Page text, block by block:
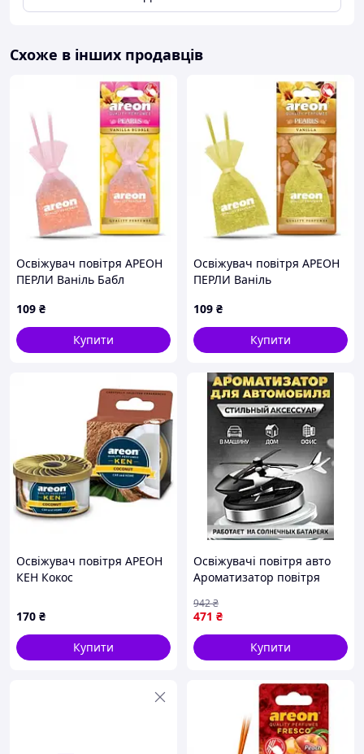
Схоже в інших продавців
Освіжувач повітря АРЕОН
ПЕРЛИ Ваніль Бабл
109 ₴
Купити
Освіжувач повітря АРЕОН
ПЕРЛИ Ваніль
109 ₴
Купити
Освіжувач повітря АРЕОН
КЕН Кокос
170 ₴
Купити
Освіжувачі повітря авто
Ароматизатор повітря
в подарунок на торпеду в
баночці qwert
471 ₴
942₴
Купити